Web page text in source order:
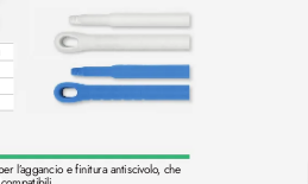
l’aggancio e finitura antiscivolo, che